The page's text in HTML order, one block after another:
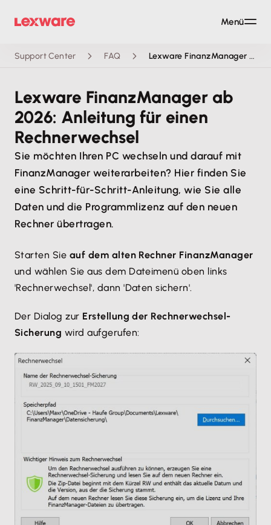
Support Center FAQ Lexware FinanzManager ab 2026: Anleitung für einen Rechnerwechsel
Lexware FinanzManager ab
2026: Anleitung für einen
Rechnerwechsel
Sie möchten Ihren PC wechseln und darauf mit
FinanzManager weiterarbeiten? Hier finden Sie
eine Schritt-für-Schritt-Anleitung, wie Sie alle
Daten und die Programmlizenz auf den neuen
Rechner übertragen.
Starten Sie auf dem alten Rechner FinanzManager
und wählen Sie aus dem Dateimenü oben links
'Rechnerwechsel', dann 'Daten sichern'.
Der Dialog zur Erstellung der Rechnerwechsel-
Sicherung wird aufgerufen:
Menü